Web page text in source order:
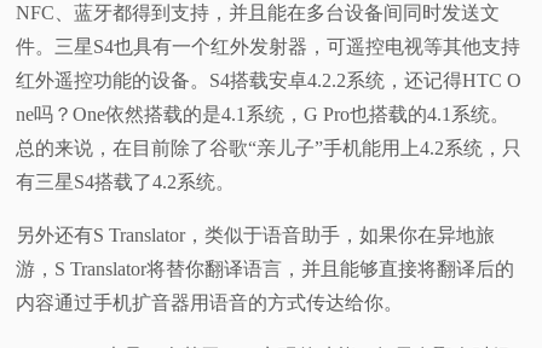
NFC、蓝牙都得到支持，并且能在多台设备间同时发送文
件。三星S4也具有一个红外发射器，可遥控电视等其他支持
红外遥控功能的设备。S4搭载安卓4.2.2系统，还记得HTC O
ne吗？One依然搭载的是4.1系统，G Pro也搭载的4.1系统。
总的来说，在目前除了谷歌“亲儿子”手机能用上4.2系统，只
有三星S4搭载了4.2系统。
另外还有S Translator，类似于语音助手，如果你在异地旅
游，S Translator将替你翻译语言，并且能够直接将翻译后的
内容通过手机扩音器用语音的方式传达给你。